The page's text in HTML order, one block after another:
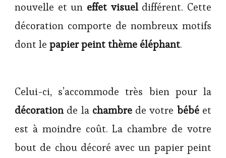
nouvelle et un effet visueldifférent. Cette
décoration comporte de nombreux motifs
dont le papier peint thème éléphant.
Celui-ci, s’accommode très bien pour la
décorationde la chambre de votre bébé et
est à moindre coût. La chambre de votre
bout de chou décoré avec un papier peint